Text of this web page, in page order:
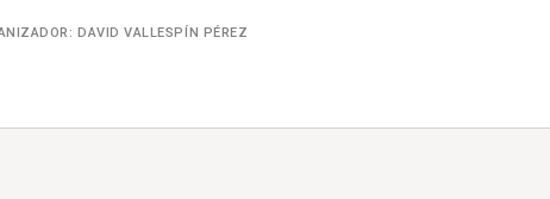
DAVID VALLESPÍN PÉREZ